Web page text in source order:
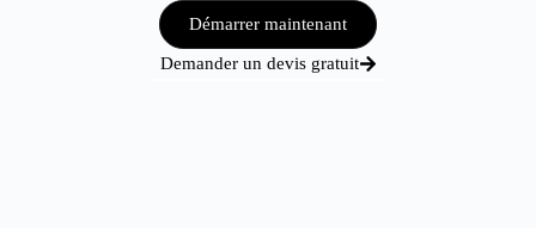
Démarrer maintenant
Demander un devis gratuit